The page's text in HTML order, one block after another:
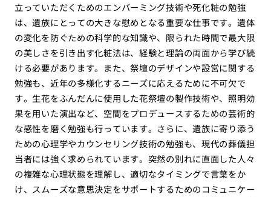
立っていただくためのエンバーミング技術や死化粧の勉強
は、遺族にとっての大きな慰めとなる重要な仕事です。遺体
の変化を防ぐための科学的な知識や、限られた時間で最大限
の美しさを引き出す化粧法は、経験と理論の両面から学び続
ける必要があります。また、祭壇のデザインや設営に関する
勉強も、近年の多様化するニーズに応えるために不可欠で
す。生花をふんだんに使用した花祭壇の製作技術や、照明効
果を用いた演出など、空間をプロデュースするための芸術的
な感性を磨く勉強も行っています。さらに、遺族に寄り添う
ための心理学やカウンセリング技術の勉強も、現代の葬儀担
当者には強く求められています。突然の別れに直面した人々
の複雑な心理状態を理解し、適切なタイミングで言葉をか
け、スムーズな意思決定をサポートするためのコミュニケー